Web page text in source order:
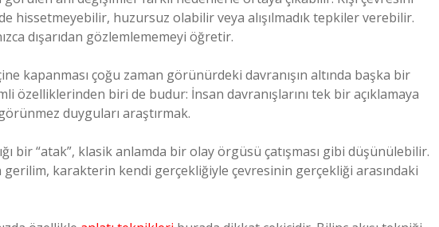
hissetmeyebilir, huzursuz olabilir veya alışılmadık tepkiler verebilir.
dışarıdan gözlemlememeyi öğretir.
kapanması çoğu zaman görünürdeki davranışın altında başka bir
özelliklerinden biri de budur: İnsan davranışlarını tek bir açıklamaya
duyguları araştırmak.
bir “atak”, klasik anlamda bir olay örgüsü çatışması gibi düşünülebilir.
gerilim, karakterin kendi gerçekliğiyle çevresinin gerçekliği arasındaki